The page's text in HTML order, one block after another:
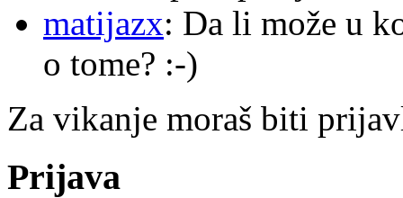
matijazx: Da li može u
o tome? :-)
Za vikanje moraš biti
Prijava